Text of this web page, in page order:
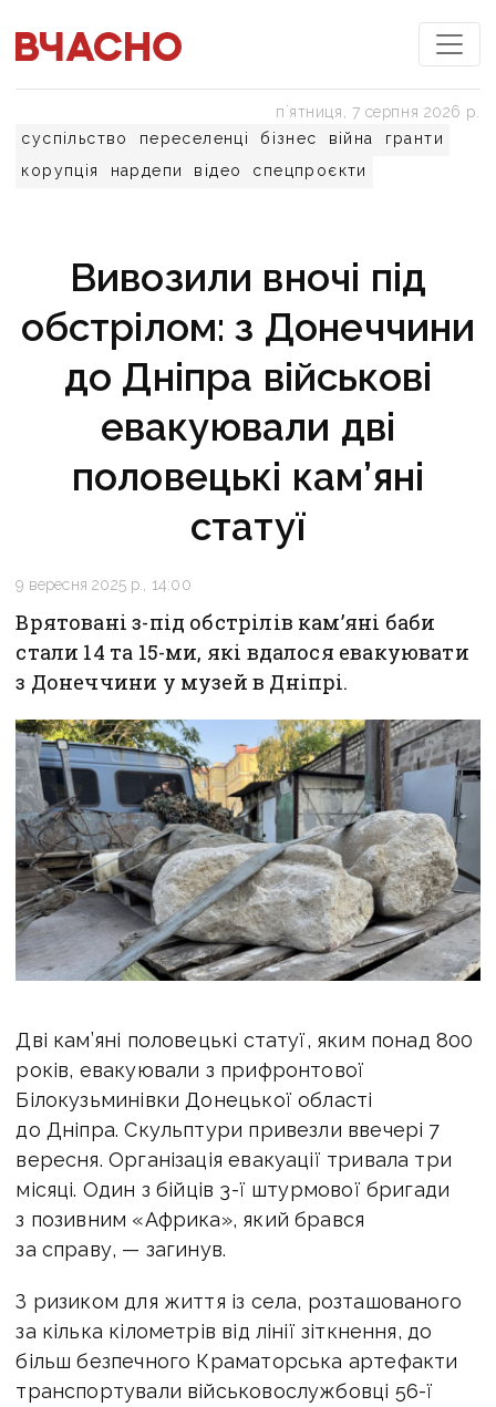
суспільство переселенці бізнес війна
гранти
корупція
нардепи відео спецпроєкти
пʼятниця, 7 серпня 2026 р.
Вивозили вночі під
обстрілом: з Донеччини
до Дніпра військові
евакуювали дві
половецькі кам’яні
статуї
9 вересня 2025 р., 14:00
Врятовані з-під обстрілів кам’яні баби
стали 14 та 15-ми, які вдалося евакуювати
з Донеччини у музей в Дніпрі.
Дві кам’яні половецькі статуї, яким понад 800
років, евакуювали з прифронтової
Білокузьминівки Донецької області
до Дніпра. Скульптури привезли ввечері 7
вересня. Організація евакуації тривала три
місяці. Один з бійців 3-ї штурмової бригади
з позивним «Африка», який брався
за справу, — загинув.
З ризиком для життя із села, розташованого
за кілька кілометрів від лінії зіткнення, до
більш безпечного Краматорська артефакти
транспортували військовослужбовці 56-ї